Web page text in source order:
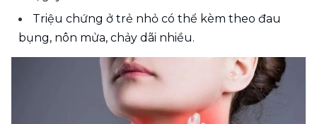
Triệu chứng ở trẻ nhỏ có thể kèm theo đau
bụng, nôn mửa, chảy dãi nhiều.